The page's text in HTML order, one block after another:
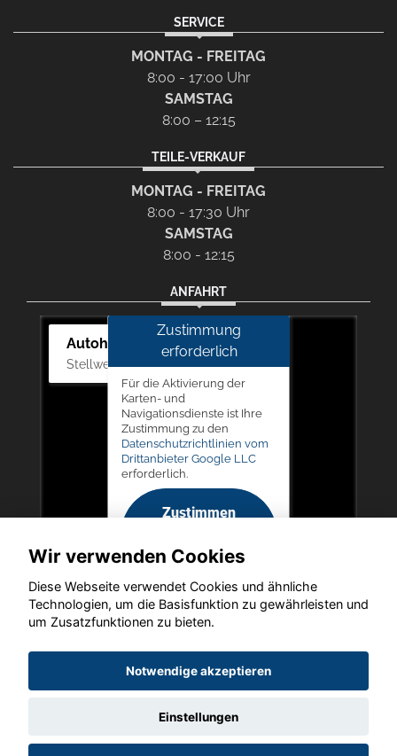
SERVICE
MONTAG - FREITAG
8:00 - 17:00 Uhr
SAMSTAG
8:00 – 12:15
TEILE-VERKAUF
MONTAG - FREITAG
8:00 - 17:30 Uhr
SAMSTAG
8:00 - 12:15
ANFAHRT
Autohaus Picker
Stellwerk 5, 57368 Lennestadt
Zustimmung
erforderlich
Für die Aktivierung der
Karten- und
Navigationsdienste ist Ihre
Zustimmung zu den
Datenschutzrichtlinien vom
Drittanbieter Google LLC
erforderlich.
Zustimmen
aktivieren
Copyright © 2026. Autohaus Picker
Wir verwenden Cookies
Diese Webseite verwendet Cookies und ähnliche
Technologien, um die Basisfunktion zu gewährleisten und
um Zusatzfunktionen zu bieten.
Notwendige akzeptieren
Einstellungen